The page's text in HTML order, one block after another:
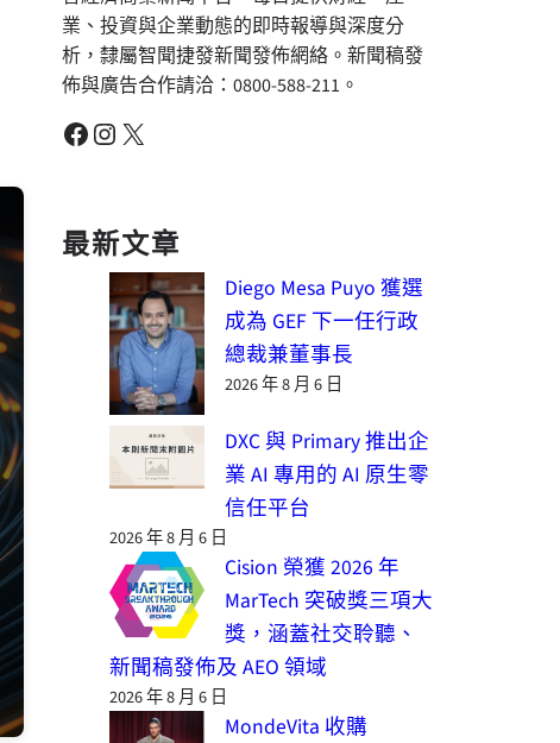
業、投資與企業動態的即時報導與深度分
析，隸屬智聞捷發新聞發佈網絡。新聞稿發
佈與廣告合作請洽：0800-588-211。
Facebook Instagram X
最新文章
Diego Mesa Puyo 獲選
成為 GEF 下一任行政
總裁兼董事長
2026 年 8 月 6 日
DXC 與 Primary 推出企
業 AI 專用的 AI 原生零
信任平台
2026 年 8 月 6 日
Cision 榮獲 2026 年
MarTech 突破獎三項大
獎，涵蓋社交聆聽、
新聞稿發佈及 AEO 領域
2026 年 8 月 6 日
MondeVita 收購